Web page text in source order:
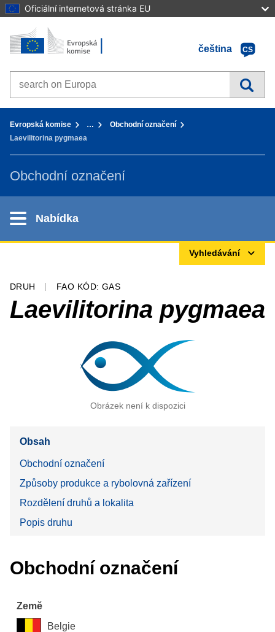
Oficiální internetová stránka EU
Přejít k obsahu
Home - Evropská komise
čeština
CS
Search on Europa websites
Evropská komise …
Obchodní označení
Laevilitorina pygmaea
Obchodní označení
Nabídka
Vyhledávání
DRUH FAO KÓD: GAS
Laevilitorina pygmaea
Obrázek není k dispozici
Obsah
Obchodní označení
Způsoby produkce a rybolovná zařízení
Rozdělení druhů a lokalita
Popis druhu
Obchodní označení
Belgie